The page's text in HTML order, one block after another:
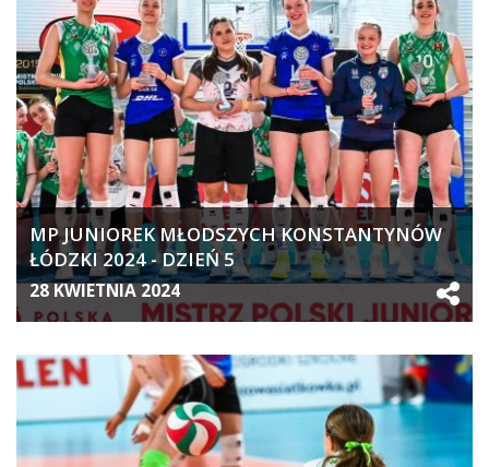
MP JUNIOREK MŁODSZYCH KONSTANTYNÓW
ŁÓDZKI 2024 - DZIEŃ 5
28 KWIETNIA 2024